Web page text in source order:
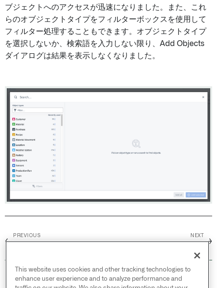
ブジェクトへのアクセスが迅速になりました。また、これ
らのオブジェクトタイプをフィルターボックスを使用して
フィルター処理することもできます。オブジェクトタイプ
を選択しないか、検索語を入力しない限り、Add Objects
ダイアログは結果を表示しなくなりました。
←
PREVIOUS NEXT
→
© 2026 Palantir Technologies Inc. All rights
reserved.
This website uses cookies and other tracking technologies to
enhance user experience and to analyze performance and